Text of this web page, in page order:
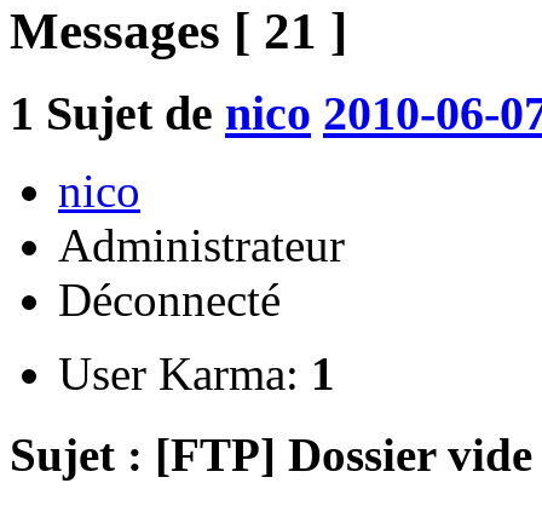
Messages [ 21 ]
1 Sujet de nico 2010-06-
nico
Administrateur
Déconnecté
User Karma: 1
Sujet : [FTP] Dossier